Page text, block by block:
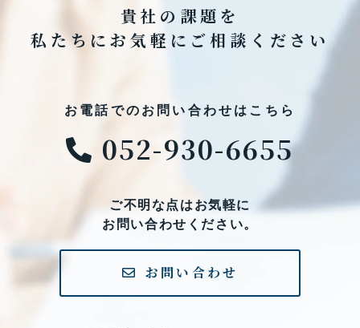
貴社の課題を
私たちにお気軽にご相談ください
お電話でのお問い合わせはこちら
052-930-6655
ご不明な点はお気軽に
お問い合わせください。
お問い合わせ